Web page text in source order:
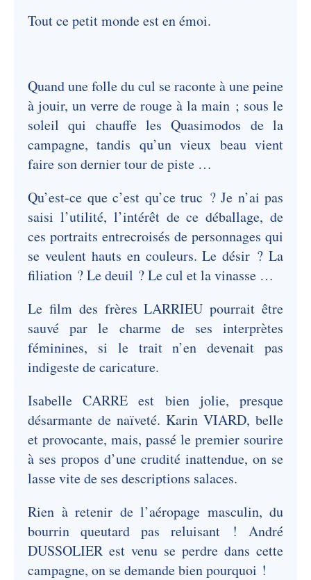
Tout ce petit monde est en émoi.
Quand une folle du cul se raconte à une peine
à jouir, un verre de rouge à la main ; sous le
soleil qui chauffe les Quasimodos de la
campagne, tandis qu’un vieux beau vient
faire son dernier tour de piste …
Qu’est-ce que c’est qu’ce truc ? Je n’ai pas
saisi l’utilité, l’intérêt de ce déballage, de
ces portraits entrecroisés de personnages qui
se veulent hauts en couleurs. Le désir ? La
filiation ? Le deuil ? Le cul et la vinasse …
Le film des frères LARRIEU pourrait être
sauvé par le charme de ses interprètes
féminines, si le trait n’en devenait pas
indigeste de caricature.
Isabelle CARRE est bien jolie, presque
désarmante de naïveté. Karin VIARD, belle
et provocante, mais, passé le premier sourire
à ses propos d’une crudité inattendue, on se
lasse vite de ses descriptions salaces.
Rien à retenir de l’aéropage masculin, du
bourrin queutard pas reluisant ! André
DUSSOLIER est venu se perdre dans cette
campagne, on se demande bien pourquoi !